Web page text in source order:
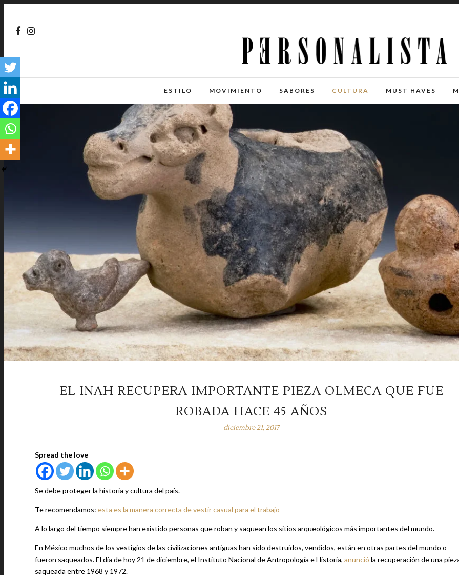
ESTILO MOVIMIENTO SABORES CULTURA MUST HAVES
EL INAH RECUPERA IMPORTANTE PIEZA OLMECA QUE FUE
ROBADA HACE 45 AÑOS
diciembre 21, 2017
Spread the love
Se debe proteger la historia y cultura del país.
Te recomendamos: esta es la manera correcta de vestir casual para el trabajo
A lo largo del tiempo siempre han existido personas que roban y saquean los sitios arqueológicos más importantes del mundo.
En México muchos de los vestigios de las civilizaciones antiguas han sido destruidos, vendidos, están en otras partes del mundo o
fueron saqueados. El día de hoy 21 de diciembre, el Instituto Nacional de Antropología e Historia, anunció la recuperación de una
saqueada entre 1968 y 1972.